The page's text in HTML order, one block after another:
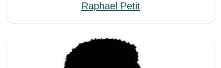
Raphael Petit